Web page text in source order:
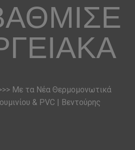
Με τα Νέα Θερμομονωτικά
& PVC | Βεντούρης